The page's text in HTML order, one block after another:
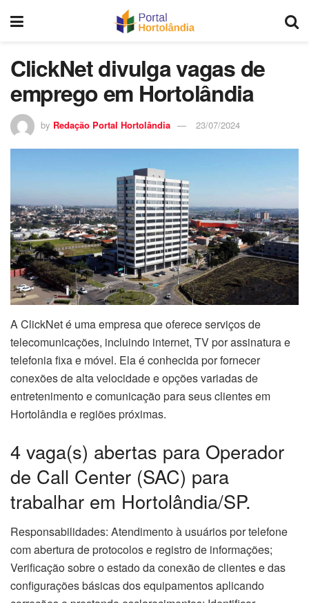
ClickNet divulga vagas de
emprego em Hortolândia
by Redação Portal Hortolândia 23/07/2024
A ClickNet é uma empresa que oferece serviços de
telecomunicações, incluindo internet, TV por assinatura e
telefonia fixa e móvel. Ela é conhecida por fornecer
conexões de alta velocidade e opções variadas de
entretenimento e comunicação para seus clientes em
Hortolândia e regiões próximas.
4 vaga(s) abertas para Operador
de Call Center (SAC) para
trabalhar em Hortolândia/SP.
Responsabilidades: Atendimento à usuários por telefone
com abertura de protocolos e registro de informações;
Verificação sobre o estado da conexão de clientes e das
configurações básicas dos equipamentos aplicando